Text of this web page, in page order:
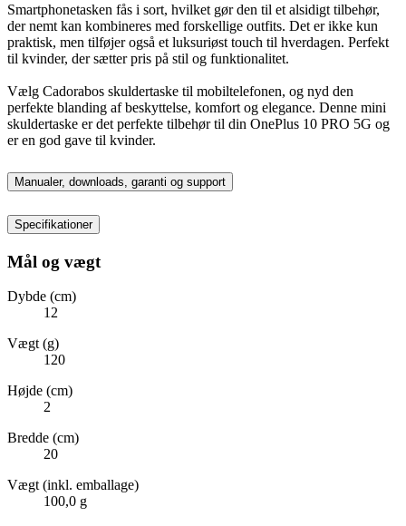
Smartphonetasken fås i sort, hvilket gør den til et alsidigt tilbehør,
der nemt kan kombineres med forskellige outfits. Det er ikke kun
praktisk, men tilføjer også et luksuriøst touch til hverdagen. Perfekt
til kvinder, der sætter pris på stil og funktionalitet.
Vælg Cadorabos skuldertaske til mobiltelefonen, og nyd den
perfekte blanding af beskyttelse, komfort og elegance. Denne mini
skuldertaske er det perfekte tilbehør til din OnePlus 10 PRO 5G og
er en god gave til kvinder.
Manualer, downloads, garanti og support
Specifikationer
Mål og vægt
Dybde (cm)
12
Vægt (g)
120
Højde (cm)
2
Bredde (cm)
20
Vægt (inkl. emballage)
100,0 g